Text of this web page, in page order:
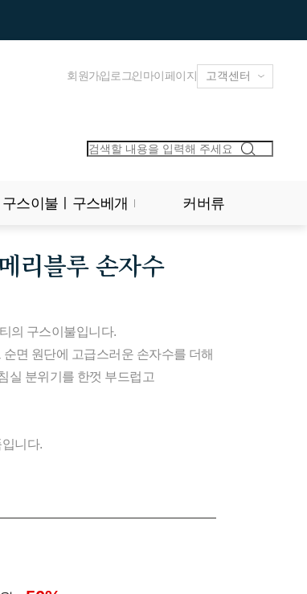
회원가입로그인마이페이지
구스이불ㅣ구스베개 커버류
리블루 손자수
의 구스이불입니다.
면 원단에 고급스러운 손자수를 더해
실 분위기를 한껏 부드럽고
니다.